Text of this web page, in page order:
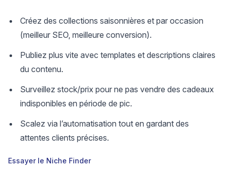
Créez des collections saisonnières et par occasion
(meilleur SEO, meilleure conversion).
Publiez plus vite avec templates et descriptions claires
du contenu.
Surveillez stock/prix pour ne pas vendre des cadeaux
indisponibles en période de pic.
Scalez via l’automatisation tout en gardant des
attentes clients précises.
Essayer le Niche Finder